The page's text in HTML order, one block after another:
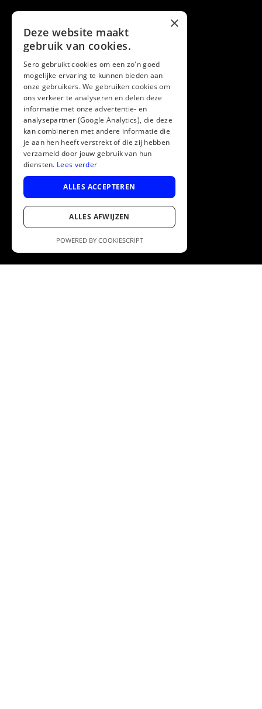
×
Deze website maakt
gebruik van cookies.
Sero gebruikt cookies om een zo'n goed
mogelijke ervaring te kunnen bieden aan
onze gebruikers. We gebruiken cookies om
ons verkeer te analyseren en delen deze
informatie met onze advertentie- en
analysepartner (Google Analytics), die deze
kan combineren met andere informatie die
je aan hen heeft verstrekt of die zij hebben
verzameld door jouw gebruik van hun
diensten. Lees verder
ALLES ACCEPTEREN
ALLES AFWIJZEN
POWERED BY COOKIESCRIPT